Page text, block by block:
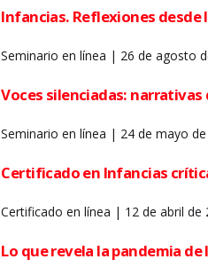
Infancias. Reflexiones
Seminario en línea | 26 de agosto
Voces silenciadas:
Seminario en línea | 24 de mayo
Certificado en Infancias
Certificado en línea | 12 de abril de
Lo que revela la pandemia